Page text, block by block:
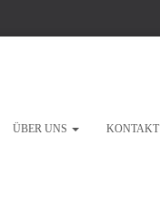
ÜBER UNS KONTAKT